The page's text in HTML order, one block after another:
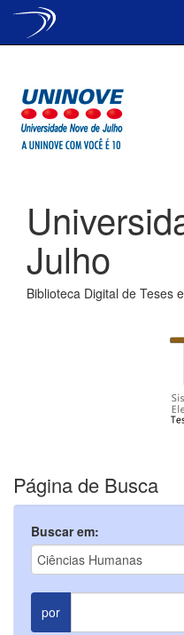
Julho
Biblioteca Digital de Teses
Página de Busca
Buscar em:
por